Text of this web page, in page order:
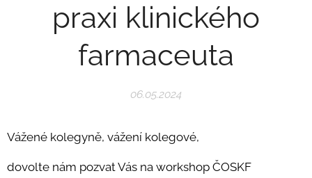
praxi klinického
farmaceuta
06.05.2024
Vážené kolegyně, vážení kolegové,
dovolte nám pozvat Vás na workshop ČOSKF